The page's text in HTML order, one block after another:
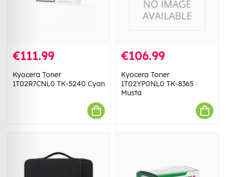
€111.99
Kyocera Toner
1T02R7CNL0 TK-5240 Cyan
€106.99
Kyocera Toner
1T02YP0NL0 TK-8365
Musta